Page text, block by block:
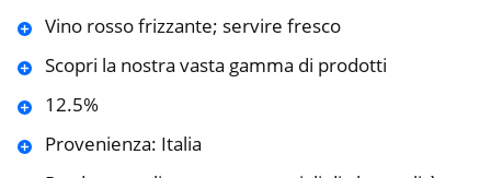
Vino rosso frizzante; servire fresco
Scopri la nostra vasta gamma di prodotti
12.5%
Provenienza: Italia